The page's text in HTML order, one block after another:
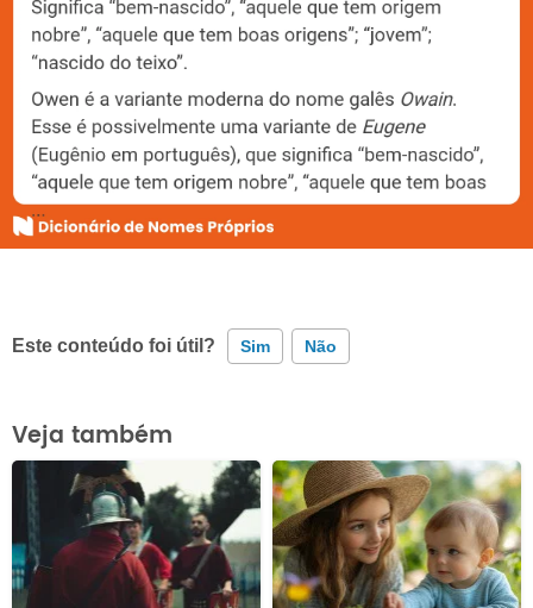
Este conteúdo foi útil? Sim Não
Este conteúdo contém informação incorreta
Este conteúdo não tem a informação que procuro
Outro
Veja também